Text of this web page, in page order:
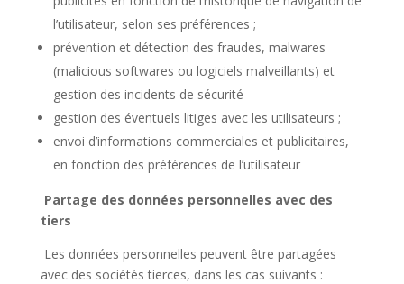
l’utilisateur, selon ses préférences ;
prévention et détection des fraudes, malwares
(malicious softwares ou logiciels malveillants) et
gestion des incidents de sécurité
gestion des éventuels litiges avec les utilisateurs ;
envoi d’informations commerciales et publicitaires,
en fonction des préférences de l’utilisateur
Partage des données personnelles avec des
tiers
Les données personnelles peuvent être partagées
avec des sociétés tierces, dans les cas suivants :